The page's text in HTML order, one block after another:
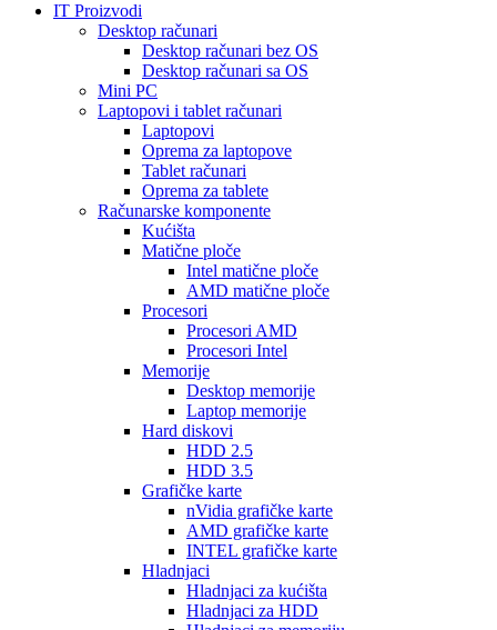
IT Proizvodi
Desktop računari
Desktop računari bez OS
Desktop računari sa OS
Mini PC
Laptopovi i tablet računari
Laptopovi
Oprema za laptopove
Tablet računari
Oprema za tablete
Računarske komponente
Kućišta
Matične ploče
Intel matične ploče
AMD matične ploče
Procesori
Procesori AMD
Procesori Intel
Memorije
Desktop memorije
Laptop memorije
Hard diskovi
HDD 2.5
HDD 3.5
Grafičke karte
nVidia grafičke karte
AMD grafičke karte
INTEL grafičke karte
Hladnjaci
Hladnjaci za kućišta
Hladnjaci za HDD